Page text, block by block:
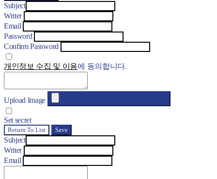
Subject
Writer
Email
Password
Confirm Password
개인정보 수집 및 이용에 동의합니다.
Upload Image
Set secret
Return To List Save
Subject
Writer
Email